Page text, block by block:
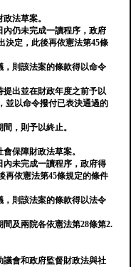
法草案。
內仍未完成一讀程序，政府
決定，此後再依憲法第45條
，則該法案的條款得以命令
提出並在財政年度之前予以
並以命令撥付已表決通過的
，則予以終止。
保障財政法草案。
內未完成一讀程序，政府得
再依憲法第45條規定的條件
，則該法案的條款得以法令
及兩院各依憲法第28條第2.
議會和政府監督財政法與社